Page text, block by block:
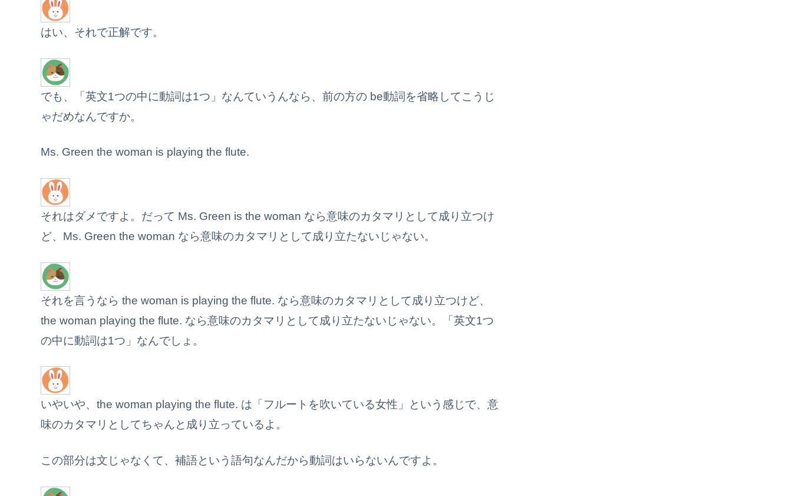
はい、それで正解です。
でも、「英文1つの中に動詞は1つ」なんていうんなら、前の方の be動詞を省略してこうじ
ゃだめなんですか。
Ms. Green the woman is playing the flute.
それはダメですよ。だって Ms. Green is the woman なら意味のカタマリとして成り立つけ
ど、Ms. Green the woman なら意味のカタマリとして成り立たないじゃない。
それを言うなら the woman is playing the flute. なら意味のカタマリとして成り立つけど、
the woman playing the flute. なら意味のカタマリとして成り立たないじゃない。「英文1つ
の中に動詞は1つ」なんでしょ。
いやいや、the woman playing the flute. は「フルートを吹いている女性」という感じで、意
味のカタマリとしてちゃんと成り立っているよ。
この部分は文じゃなくて、補語という語句なんだから動詞はいらないんですよ。